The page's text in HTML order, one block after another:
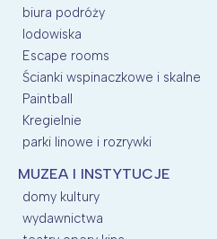
biura podróży
lodowiska
Escape rooms
Ścianki wspinaczkowe i skalne
Paintball
Kregielnie
parki linowe i rozrywki
MUZEA I INSTYTUCJE
domy kultury
wydawnictwa